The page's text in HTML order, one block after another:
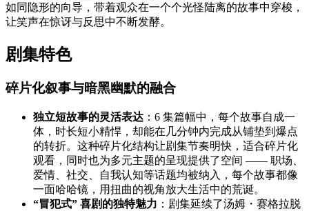
如同隐形的向导，带着观众在一个个光怪陆离的故事中穿梭，
让笑声在惊讶与反思中不断发酵。
剧集特色
碎片化叙事与暗黑幽默的融合
独立短故事的灵活表达 ：6 集篇幅中，每个故事自成一
体，时长短小精悍，却能在几分钟内完成从铺垫到爆点
的转折。这种碎片化结构让剧集节奏明快，适合碎片化
观看，同时也为多元主题的呈现提供了空间 —— 职场、
爱情、社交、自我认知等话题均被纳入，每个故事都像
一面哈哈镜，用扭曲的视角放大生活中的荒诞。
“冒犯式” 喜剧的独特魅力 ：剧集延续了汤姆・赛格拉脱